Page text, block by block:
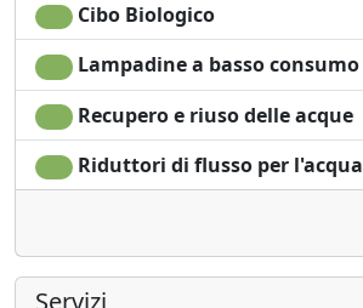
Cibo Biologico
Lampadine a basso consumo
Recupero e riuso delle acque
Riduttori di flusso per l'acqua
Servizi